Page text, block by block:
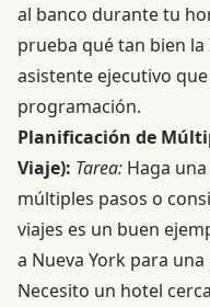
al banco durante tu
prueba qué tan bien
asistente ejecutivo
programación.
Planificación de
Viaje): Tarea: Haga
múltiples pasos o
viajes es un buen
a Nueva York para
Necesito un hotel